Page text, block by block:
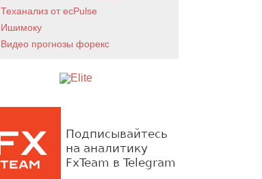
Теханализ от ecPulse
Ишимоку
Видео прогнозы форекс